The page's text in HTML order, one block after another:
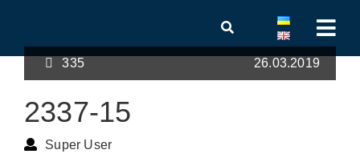
335 26.03.2019
2337-15
Super User